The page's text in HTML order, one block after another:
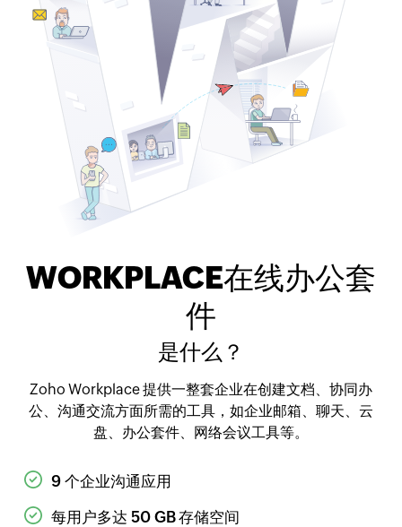
WORKPLACE在线办公套
件
是什么？
Zoho Workplace 提供一整套企业在创建文档、协同办
公、沟通交流方面所需的工具，如企业邮箱、聊天、云
盘、办公套件、网络会议工具等。
9 个企业沟通应用
每用户多达 50 GB 存储空间